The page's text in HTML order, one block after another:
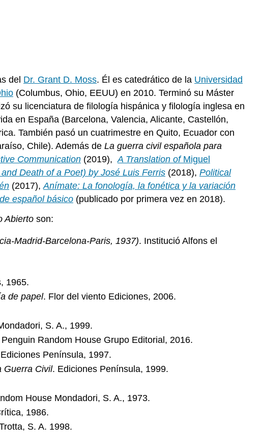
del Dr. Grant D. Moss. Él es catedrático de la Universidad
(Columbus, Ohio, EEUU) en 2010. Terminó su Máster
su licenciatura de filología hispánica y filología inglesa en
en España (Barcelona, Valencia, Alicante, Castellón,
También pasó un cuatrimestre en Quito, Ecuador con
Chile). Además de La guerra civil española para
Communication (2019),A Translation of Miguel
Death of a Poet) by José Luis Ferris (2018), Political
(2017),Anímate: La fonología, la fonética y la variación
español básico (publicado por primera vez en 2018).
Abierto son:
Madrid-Barcelona-Paris, 1937). Institució Alfons el
1965.
de papel. Flor del viento Ediciones, 2006.
S. A., 1999.
Random House Grupo Editorial, 2016.
Península, 1997.
Guerra Civil. Ediciones Península, 1999.
House Mondadori, S. A., 1973.
1986.
S. A. 1998.